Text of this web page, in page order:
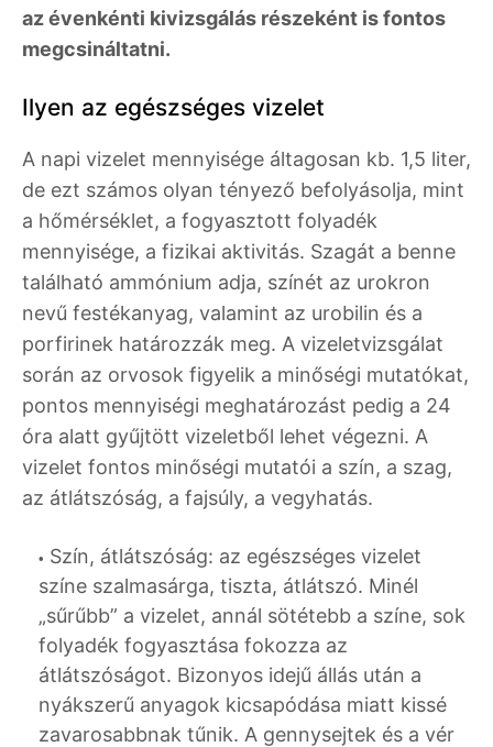
az évenkénti kivizsgálás részeként is fontos
megcsináltatni.
Ilyen az egészséges vizelet
A napi vizelet mennyisége áltagosan kb. 1,5 liter,
de ezt számos olyan tényező befolyásolja, mint
a hőmérséklet, a fogyasztott folyadék
mennyisége, a fizikai aktivitás. Szagát a benne
található ammónium adja, színét az urokron
nevű festékanyag, valamint az urobilin és a
porfirinek határozzák meg. A vizeletvizsgálat
során az orvosok figyelik a minőségi mutatókat,
pontos mennyiségi meghatározást pedig a 24
óra alatt gyűjtött vizeletből lehet végezni. A
vizelet fontos minőségi mutatói a szín, a szag,
az átlátszóság, a fajsúly, a vegyhatás.
Szín, átlátszóság: az egészséges vizelet
színe szalmasárga, tiszta, átlátszó. Minél
„sűrűbb” a vizelet, annál sötétebb a színe, sok
folyadék fogyasztása fokozza az
átlátszóságot. Bizonyos idejű állás után a
nyákszerű anyagok kicsapódása miatt kissé
zavarosabbnak tűnik. A gennysejtek és a vér